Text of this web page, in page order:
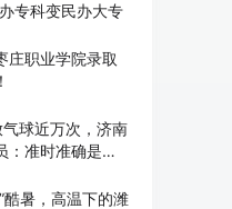
专科变民办大专
庄职业学院录取
球近万次，济南
：准时准确是底
酷暑，高温下的潍